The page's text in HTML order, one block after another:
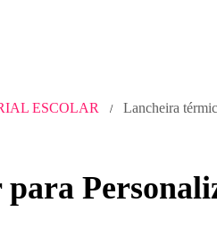
ESCOLAR / Lancheira